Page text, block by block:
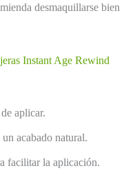
desmaquillarse bien
Instant Age Rewind
aplicar.
acabado natural.
facilitar la aplicación.